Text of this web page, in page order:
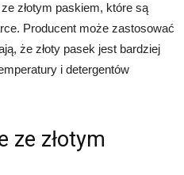
złotym paskiem, które są
Producent może zastosować
że złoty pasek jest bardziej
i detergentów
ze złotym